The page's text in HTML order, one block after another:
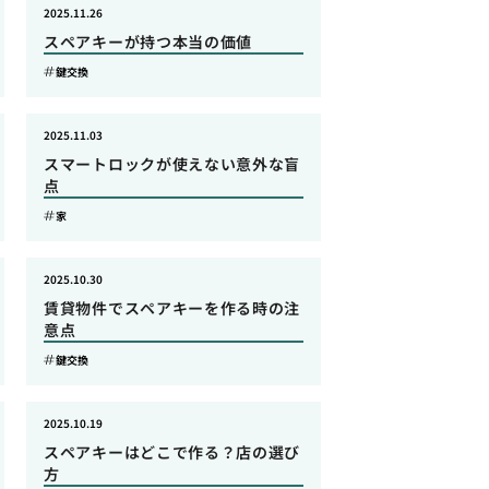
スペアキーが持つ本当の価値
2025.11.26
鍵交換
スマートロックが使えない意外な盲
点
2025.11.03
家
賃貸物件でスペアキーを作る時の注
意点
2025.10.30
鍵交換
スペアキーはどこで作る？店の選び
方
2025.10.19